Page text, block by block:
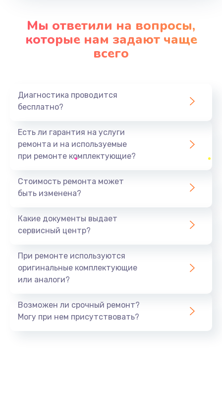
Замена звуковой карты
от 1500 руб.
Заказать
от 2500 руб.
от 1160 руб.
Замена материнской платы
Заказать
Установка драйверов
от 1000 руб.
Мы ответили на вопросы,
которые нам задают чаще
всего
Диагностика проводится
бесплатно?
Есть ли гарантия на услуги
ремонта и на используемые
при ремонте комплектующие?
Стоимость ремонта может
быть изменена?
Какие документы выдает
сервисный центр?
При ремонте используются
оригинальные комплектующие
или аналоги?
Возможен ли срочный ремонт?
Могу при нем присутствовать?